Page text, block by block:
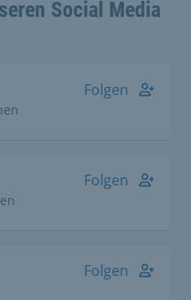
Social Media
Folgen
Folgen
Folgen